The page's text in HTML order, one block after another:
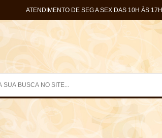
ATENDIMENTO DE SEG A SEX DAS 10H ÀS 17H